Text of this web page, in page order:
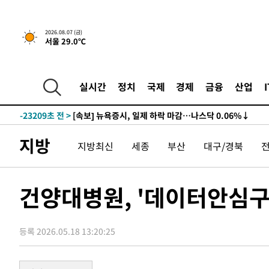
2026.08.07 (금)
서울 29.0℃
실시간 정치 국제 경제 금융 산업
-23209초 전 >
-28643초 전 > 이란, 호르무즈서 "적국 목표물들"과 대치로 남부 케슘
발효
-25509초 전 >
[속보]트럼프, 美 원정출산 금지 행정명령 서명
-23209초 전 >[속보] 뉴욕증시, 일제 하락 마감…나스닥 0.06%↓
례 큰 폭발음
-27358초 전 >[속보]美, 폴리실리콘 수입 규제…파생제품 15% 관세,
-23209초 전 >[속보] 뉴욕증시, 일제 하락 마감…나스닥 0.06%↓
지방 지방최신 세종 부산 대구/경북
건양대병원, '데이터안심
등록 2026.05.18 13:20:25